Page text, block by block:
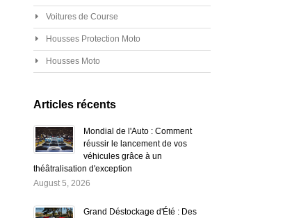
Voitures de Course
Housses Protection Moto
Housses Moto
Articles récents
Mondial de l'Auto : Comment
réussir le lancement de vos
véhicules grâce à un
théâtralisation d'exception
August 5, 2026
Grand Déstockage d'Été : Des